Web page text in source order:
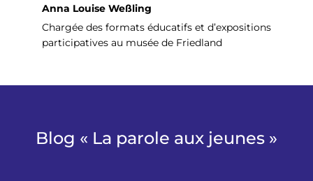
Anna Louise Weßling
Chargée des formats éducatifs et d’expositions
participatives au musée de Friedland
Blog « La parole aux jeunes »